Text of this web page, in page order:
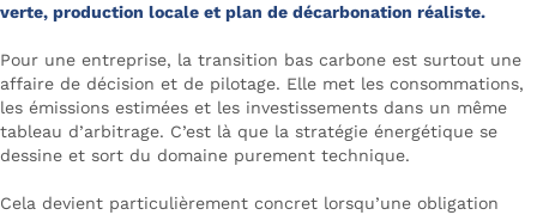
verte, production locale et plan de décarbonation réaliste.
Pour une entreprise, la transition bas carbone est surtout une
affaire de décision et de pilotage. Elle met les consommations,
les émissions estimées et les investissements dans un même
tableau d’arbitrage. C’est là que la stratégie énergétique se
dessine et sort du domaine purement technique.
Cela devient particulièrement concret lorsqu’une obligation